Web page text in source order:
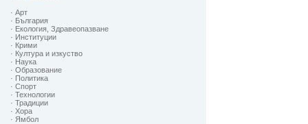
· Арт
· България
· Екология, Здравеопазване
· Институции
· Крими
· Култура и изкуство
· Наука
· Образование
· Политика
· Спорт
· Технологии
· Традиции
· Хора
· Ямбол